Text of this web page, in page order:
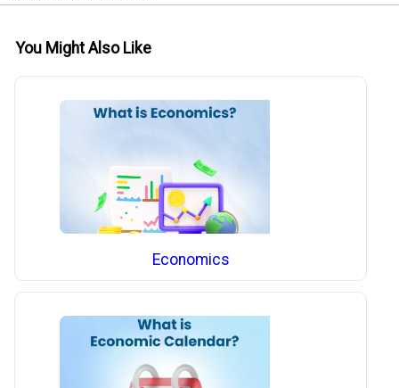
You Might Also Like
Economics